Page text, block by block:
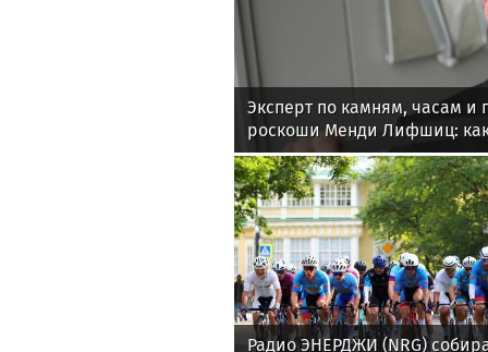
Эксперт по камням, часам и
роскоши Менди Лифшиц:
любят солнца моря и
Радио ЭНЕРДЖИ (NRG)